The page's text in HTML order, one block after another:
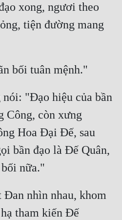
xong, ngươi theo
tiện đường mang
"Đạo hiệu của bần
Công, còn xưng
Hoa Đại Đế, sau
bần đạo là Đế Quân,
Đan nhìn nhau, khom
tham kiến Đế